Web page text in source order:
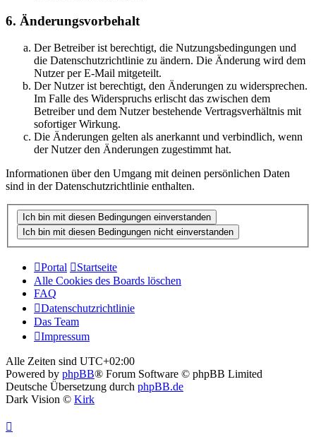
6. Änderungsvorbehalt
Der Betreiber ist berechtigt, die Nutzungsbedingungen und
die Datenschutzrichtlinie zu ändern. Die Änderung wird dem
Nutzer per E-Mail mitgeteilt.
Der Nutzer ist berechtigt, den Änderungen zu widersprechen.
Im Falle des Widerspruchs erlischt das zwischen dem
Betreiber und dem Nutzer bestehende Vertragsverhältnis mit
sofortiger Wirkung.
Die Änderungen gelten als anerkannt und verbindlich, wenn
der Nutzer den Änderungen zugestimmt hat.
Informationen über den Umgang mit deinen persönlichen Daten
sind in der Datenschutzrichtlinie enthalten.
Portal
Startseite
Alle Cookies des Boards löschen
FAQ
Datenschutzrichtlinie
Das Team
Impressum
Alle Zeiten sind UTC+02:00
Powered by phpBB® Forum Software © phpBB Limited
Deutsche Übersetzung durch phpBB.de
Dark Vision © Kirk